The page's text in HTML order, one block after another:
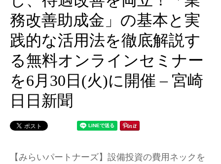
務改善助成金」の基本と実
践的な活用法を徹底解説す
る無料オンラインセミナー
を6月30日(火)に開催 – 宮崎
日日新聞
【みらいパートナーズ】設備投資の費用ネックを